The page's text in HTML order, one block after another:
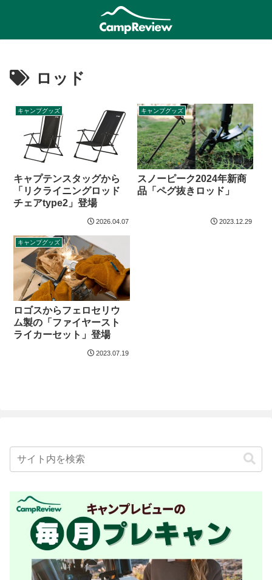
ロッド
キャンプグッズ
キャプテンスタッグから
「リクライニングロッド
チェアtype2」登場
2026.04.07
キャンプグッズ
スノーピーク2024年新商
品「ペグ抜きロッド」
2023.12.29
キャンプグッズ
ロゴスからフェロセリウ
ム製の「ファイヤースト
ライカーセット」登場
2023.07.19